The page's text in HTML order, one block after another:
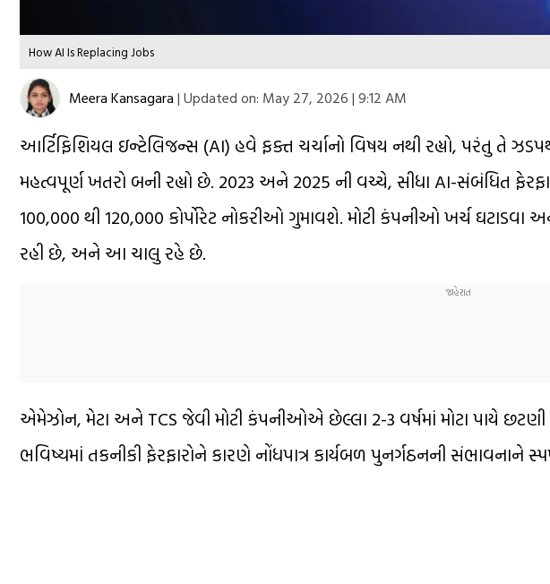
How AI Is Replacing Jobs
Meera Kansagara | Updated on: May 27, 2026 | 9:12 AM
આર્ટિફિશિયલ ઇન્ટેલિજન્સ (AI) હવે ફક્ત ચર્ચાનો વિષય નથી રહ્યો, પરંતુ તે
મહત્વપૂર્ણ ખતરો બની રહ્યો છે. 2023 અને 2025 ની વચ્ચે, સીધા AI-સંબંધિત
100,000 થી 120,000 કોર્પોરેટ નોકરીઓ ગુમાવશે. મોટી કંપનીઓ ખર્ચ ઘટાડવા
રહી છે, અને આ ચાલુ રહે છે.
એમેઝોન, મેટા અને TCS જેવી મોટી કંપનીઓએ છેલ્લા 2-3 વર્ષમાં મોટા પાયે
ભવિષ્યમાં તકનીકી ફેરફારોને કારણે નોંધપાત્ર કાર્યબળ પુનર્ગઠનની સંભાવનાને